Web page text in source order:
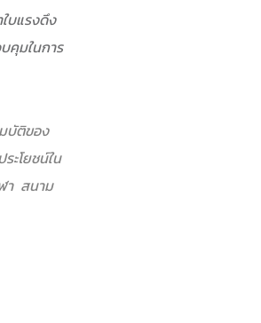
บแรงดึง
คุมในการ
บัติของ
ะโยชน์ใน
า สนาม